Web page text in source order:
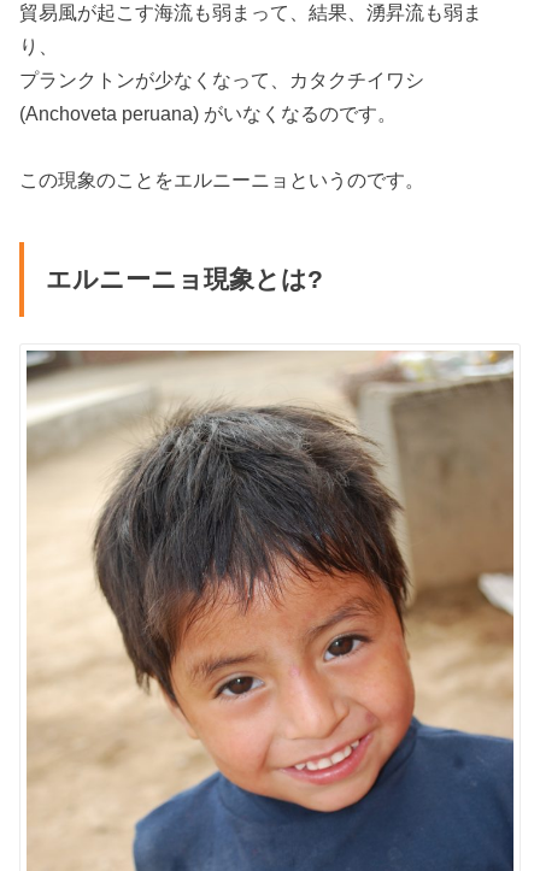
貿易風が起こす海流も弱まって、結果、湧昇流も弱ま
り、
プランクトンが少なくなって、カタクチイワシ
(Anchoveta peruana) がいなくなるのです。
この現象のことをエルニーニョというのです。
エルニーニョ現象とは?